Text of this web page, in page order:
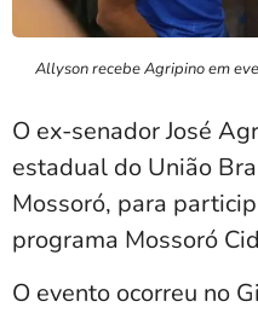
Allyson recebe Agripino em
O ex-senador José
estadual do União
Mossoró, para
programa Mossoró
O evento ocorreu no